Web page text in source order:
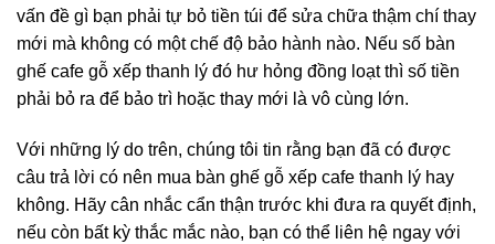
vấn đề gì bạn phải tự bỏ tiền túi để sửa chữa thậm chí thay
mới mà không có một chế độ bảo hành nào. Nếu số bàn
ghế cafe gỗ xếp thanh lý đó hư hỏng đồng loạt thì số tiền
phải bỏ ra để bảo trì hoặc thay mới là vô cùng lớn.
Với những lý do trên, chúng tôi tin rằng bạn đã có được
câu trả lời có nên mua bàn ghế gỗ xếp cafe thanh lý hay
không. Hãy cân nhắc cẩn thận trước khi đưa ra quyết định,
nếu còn bất kỳ thắc mắc nào, bạn có thể liên hệ ngay với